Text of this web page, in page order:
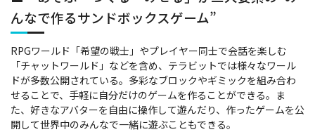
んなで作るサンドボックスゲーム”
RPGワールド「希望の戦士」やプレイヤー同士で会話を楽しむ
「チャットワールド」などを含め、テラビットでは様々なワール
ドが多数公開されている。多彩なブロックやギミックを組み合わ
せることで、手軽に自分だけのゲームを作ることができる。ま
た、好きなアバターを自由に操作して遊んだり、作ったゲームを公
開して世界中のみんなで一緒に遊ぶこともできる。